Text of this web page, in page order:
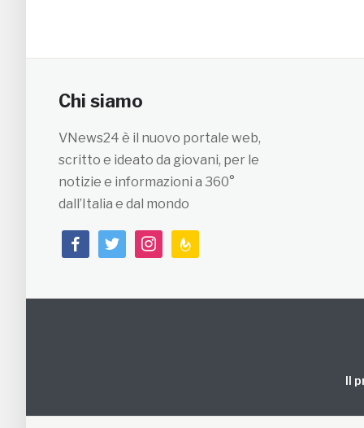
Chi siamo
VNews24 è il nuovo portale web,
scritto e ideato da giovani, per le
notizie e informazioni a 360°
dall’Italia e dal mondo
facebooktwitterinstagramfeedburner
Il